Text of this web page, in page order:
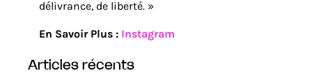
délivrance, de liberté. »
En Savoir Plus : Instagram
articles récents